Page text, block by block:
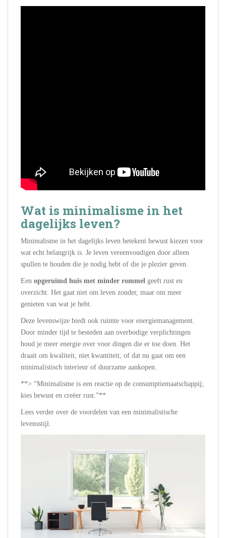
Wat is minimalisme in het
dagelijks leven?
Minimalisme in het dagelijks leven betekent bewust kiezen voor
wat echt belangrijk is. Je leven vereenvoudigen door alleen
spullen te houden die je nodig hebt of die je plezier geven.
Een opgeruimd huis met minder rommel geeft rust en
overzicht. Het gaat niet om leven zonder, maar om meer
genieten van wat je hebt.
Deze levenswijze biedt ook ruimte voor energiemanagement.
Door minder tijd te besteden aan overbodige verplichtingen
houd je meer energie over voor dingen die er toe doen. Het
draait om kwaliteit, niet kwantiteit, of dat nu gaat om een
minimalistisch interieur of duurzame aankopen.
**> “Minimalisme is een reactie op de consumptiemaatschappij;
kies bewust en creëer rust.”**
Lees verder over de voordelen van een minimalistische
levensstijl.